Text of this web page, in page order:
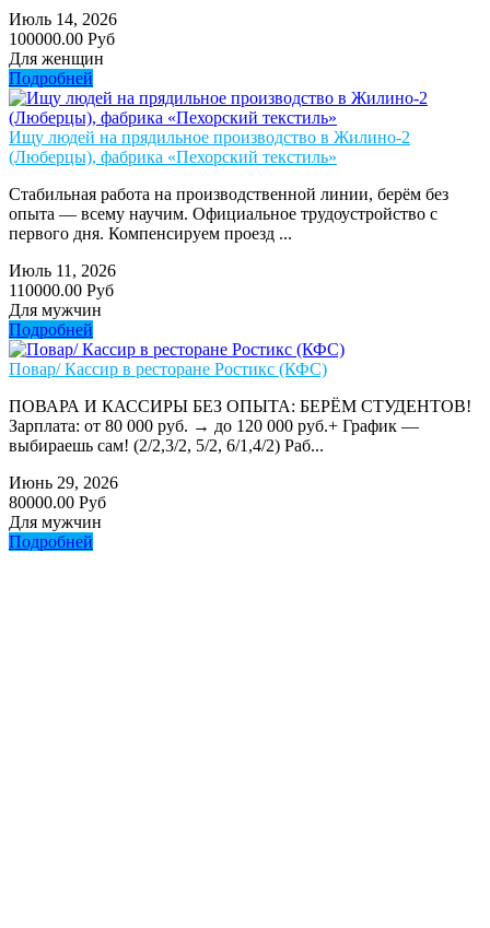
Июль 14, 2026
100000.00 Руб
Для женщин
Подробней
Ищу людей на прядильное производство в Жилино-2
(Люберцы), фабрика «Пехорский текстиль»
Стабильная работа на производственной линии, берём без
опыта — всему научим. Официальное трудоустройство с
первого дня. Компенсируем проезд ...
Июль 11, 2026
110000.00 Руб
Для мужчин
Подробней
Повар/ Кассир в ресторане Ростикс (КФС)
ПОВАРА И КАССИРЫ БЕЗ ОПЫТА: БЕРЁМ СТУДЕНТОВ!
Зарплата: от 80 000 руб. → до 120 000 руб.+ График —
выбираешь сам! (2/2,3/2, 5/2, 6/1,4/2) Раб...
Июнь 29, 2026
80000.00 Руб
Для мужчин
Подробней